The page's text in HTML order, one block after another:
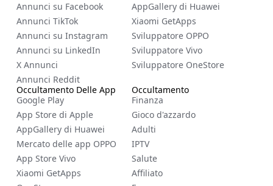
Annunci su Facebook
Annunci TikTok
Annunci su Instagram
Annunci su LinkedIn
X Annunci
Annunci Reddit
Occultamento
Finanza
Gioco d'azzardo
Adulti
IPTV
Salute
Affiliato
AppGallery di Huawei
Xiaomi GetApps
Sviluppatore OPPO
Sviluppatore Vivo
Sviluppatore OneStore
Occultamento Delle App
Google Play
App Store di Apple
AppGallery di Huawei
Mercato delle app OPPO
App Store Vivo
Xiaomi GetApps